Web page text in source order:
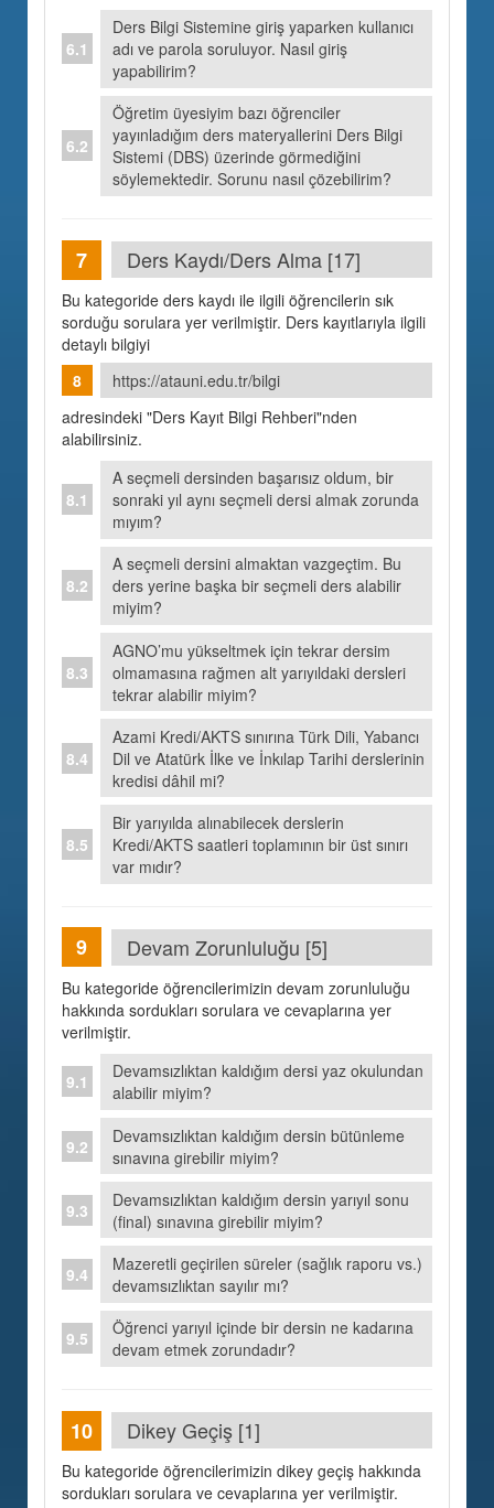
Ders Bilgi Sistemine giriş yaparken kullanıcı
adı ve parola soruluyor. Nasıl giriş
yapabilirim?
Öğretim üyesiyim bazı öğrenciler
yayınladığım ders materyallerini Ders Bilgi
Sistemi (DBS) üzerinde görmediğini
söylemektedir. Sorunu nasıl çözebilirim?
Ders Kaydı/Ders Alma [17]
Bu kategoride ders kaydı ile ilgili öğrencilerin sık
sorduğu sorulara yer verilmiştir. Ders kayıtlarıyla ilgili
detaylı bilgiyi
https://atauni.edu.tr/bilgi
adresindeki "Ders Kayıt Bilgi Rehberi"nden
alabilirsiniz.
A seçmeli dersinden başarısız oldum, bir
sonraki yıl aynı seçmeli dersi almak zorunda
mıyım?
A seçmeli dersini almaktan vazgeçtim. Bu
ders yerine başka bir seçmeli ders alabilir
miyim?
AGNO’mu yükseltmek için tekrar dersim
olmamasına rağmen alt yarıyıldaki dersleri
tekrar alabilir miyim?
Azami Kredi/AKTS sınırına Türk Dili, Yabancı
Dil ve Atatürk İlke ve İnkılap Tarihi derslerinin
kredisi dâhil mi?
Bir yarıyılda alınabilecek derslerin
Kredi/AKTS saatleri toplamının bir üst sınırı
var mıdır?
Devam Zorunluluğu [5]
Bu kategoride öğrencilerimizin devam zorunluluğu
hakkında sordukları sorulara ve cevaplarına yer
verilmiştir.
Devamsızlıktan kaldığım dersi yaz okulundan
alabilir miyim?
Devamsızlıktan kaldığım dersin bütünleme
sınavına girebilir miyim?
Devamsızlıktan kaldığım dersin yarıyıl sonu
(final) sınavına girebilir miyim?
Mazeretli geçirilen süreler (sağlık raporu vs.)
devamsızlıktan sayılır mı?
Öğrenci yarıyıl içinde bir dersin ne kadarına
devam etmek zorundadır?
Dikey Geçiş [1]
Bu kategoride öğrencilerimizin dikey geçiş hakkında
sordukları sorulara ve cevaplarına yer verilmiştir.